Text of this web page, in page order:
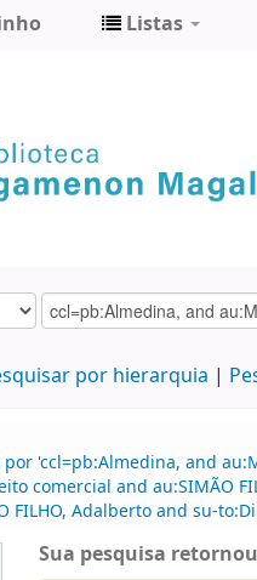
Listas
por hierarquia
'ccl=pb:Almedina, and
comercial and au:SIMÃO
FILHO, Adalberto and su-
Sua pesquisa